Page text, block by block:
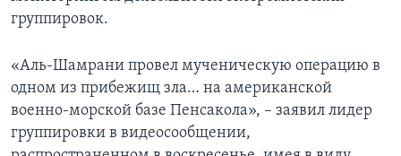
группировок.
«Аль-Шамрани провел мученическую операцию в
одном из прибежищ зла… на американской
военно-морской базе Пенсакола», – заявил лидер
группировки в видеосообщении,